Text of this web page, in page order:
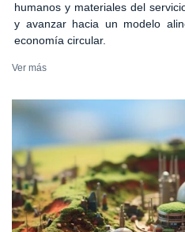
humanos y materiales del
y avanzar hacia un modelo
economía circular.
Ver más